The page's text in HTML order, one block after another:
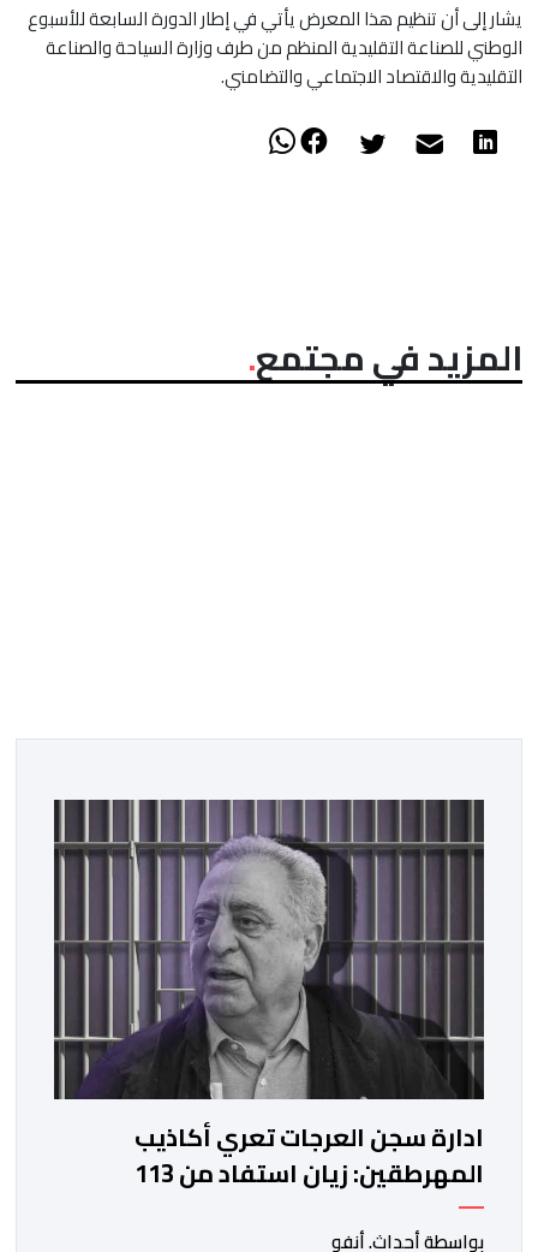
يشار إلى أن تنظيم هذا المعرض يأتي في إطار الدورة السابعة للأسبوع
الوطني للصناعة التقليدية المنظم من طرف وزارة السياحة والصناعة
التقليدية والاقتصاد الاجتماعي والتضامني.
المزيد في مجتمع
ادارة سجن العرجات تعري أكاذيب
المهرطقين: زيان استفاد من 113
استشارة و50 فحصا طبيا
بواسطة أحداث. أنفو